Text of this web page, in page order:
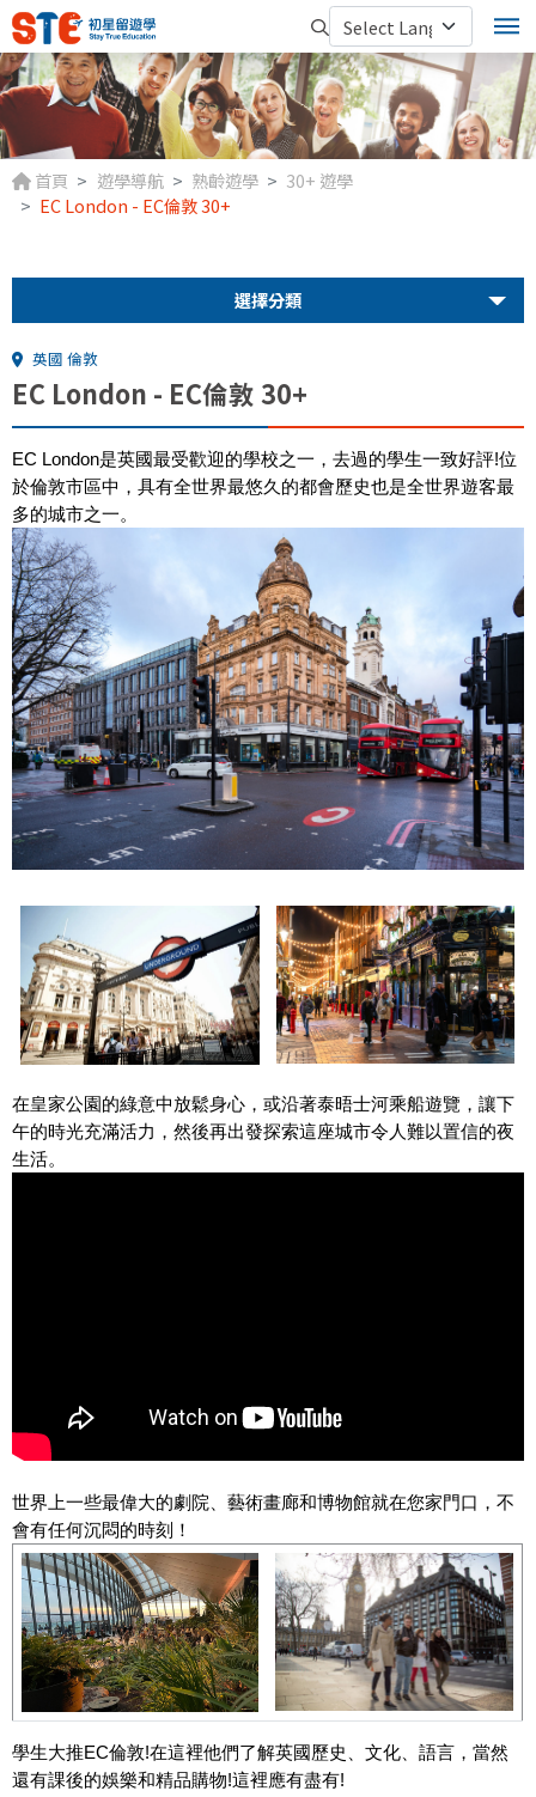
首頁 遊學導航 熟齡遊學
30+ 遊學
EC London - EC倫敦 30+
選擇分類
英國 倫敦
EC London - EC倫敦 30+
EC London是英國最受歡迎的學校之一，去過的學生一致好評!位
於倫敦市區中，具有全世界最悠久的都會歷史也是全世界遊客最
多的城市之一。
在皇家公園的綠意中放鬆身心，或沿著泰晤士河乘船遊覽，讓下
午的時光充滿活力，然後再出發探索這座城市令人難以置信的夜
生活。
世界上一些最偉大的劇院、藝術畫廊和博物館就在您家門口，不
會有任何沉悶的時刻！
學生大推EC倫敦!在這裡他們了解英國歷史、文化、語言，當然
還有課後的娛樂和精品購物!這裡應有盡有!